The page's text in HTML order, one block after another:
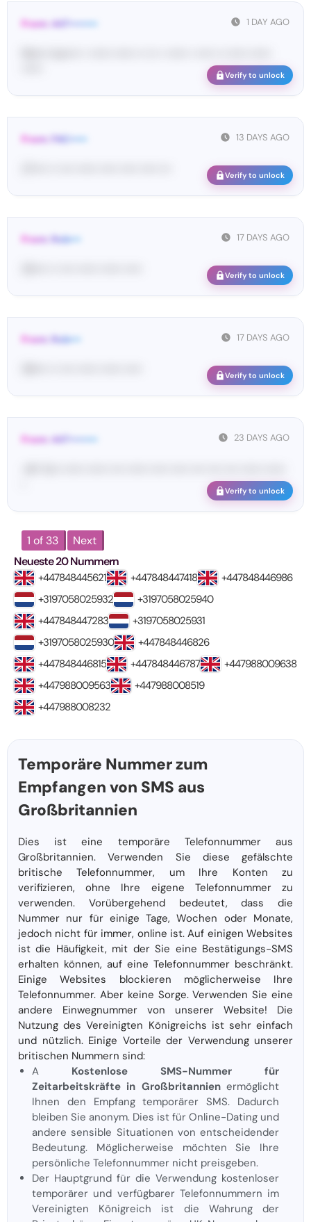
1 DAY AGO
From: 447••••••••
Verify to unlock
13 DAYS AGO
From: FAC•••••
Verify to unlock
17 DAYS AGO
From: Rob•••
Verify to unlock
17 DAYS AGO
From: Rob•••
Verify to unlock
23 DAYS AGO
From: 447••••••••
Verify to unlock
1 of 33
Next
Neueste 20 Nummern
+447848445621 +447848447418
+447848446986
+3197058025932
+3197058025940
+447848447283
+3197058025931
+3197058025930
+447848446826
+447848446815
+447848446787
+447988009638
+447988009563
+447988008519
+447988008232
Temporäre Nummer zum
Empfangen von SMS aus
Großbritannien
Dies ist eine temporäre Telefonnummer aus
Großbritannien. Verwenden Sie diese gefälschte
britische Telefonnummer, um Ihre Konten zu
verifizieren, ohne Ihre eigene Telefonnummer zu
verwenden. Vorübergehend bedeutet, dass die
Nummer nur für einige Tage, Wochen oder Monate,
jedoch nicht für immer, online ist. Auf einigen Websites
ist die Häufigkeit, mit der Sie eine Bestätigungs-SMS
erhalten können, auf eine Telefonnummer beschränkt.
Einige Websites blockieren möglicherweise Ihre
Telefonnummer. Aber keine Sorge. Verwenden Sie eine
andere Einwegnummer von unserer Website! Die
Nutzung des Vereinigten Königreichs ist sehr einfach
und nützlich. Einige Vorteile der Verwendung unserer
britischen Nummern sind:
A Kostenlose SMS-Nummer für
Zeitarbeitskräfte in Großbritannienermöglicht
Ihnen den Empfang temporärer SMS. Dadurch
bleiben Sie anonym. Dies ist für Online-Dating und
andere sensible Situationen von entscheidender
Bedeutung. Möglicherweise möchten Sie Ihre
persönliche Telefonnummer nicht preisgeben.
Der Hauptgrund für die Verwendung kostenloser
temporärer und verfügbarer Telefonnummern im
Vereinigten Königreich ist die Wahrung der